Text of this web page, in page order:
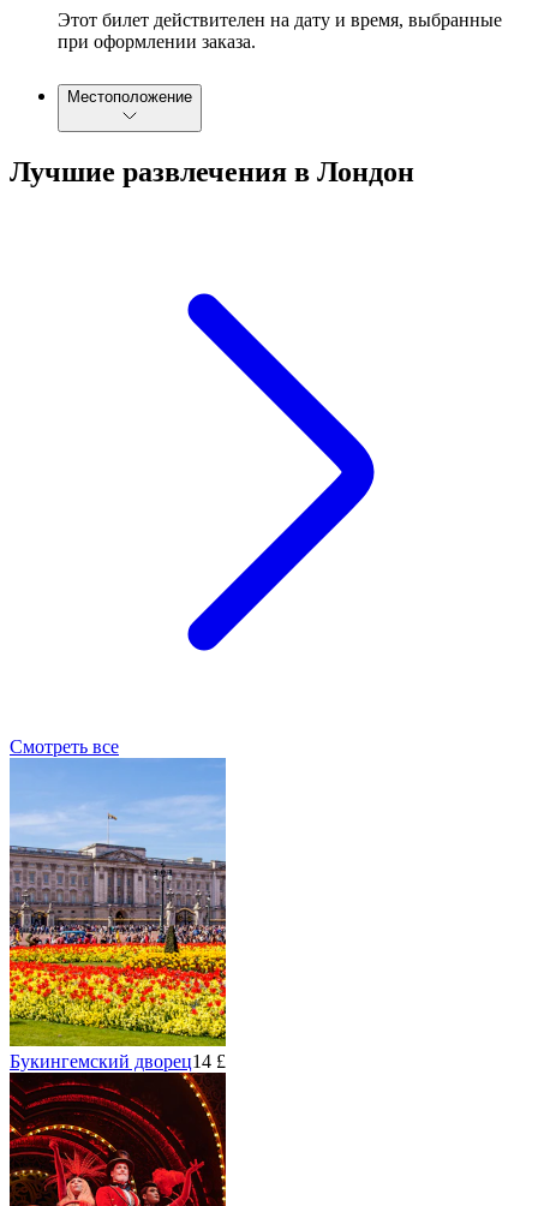
Этот билет действителен на дату и время, выбранные
при оформлении заказа.
Местоположение
Лучшие развлечения в Лондон
Смотреть все
Букингемский дворец14 £